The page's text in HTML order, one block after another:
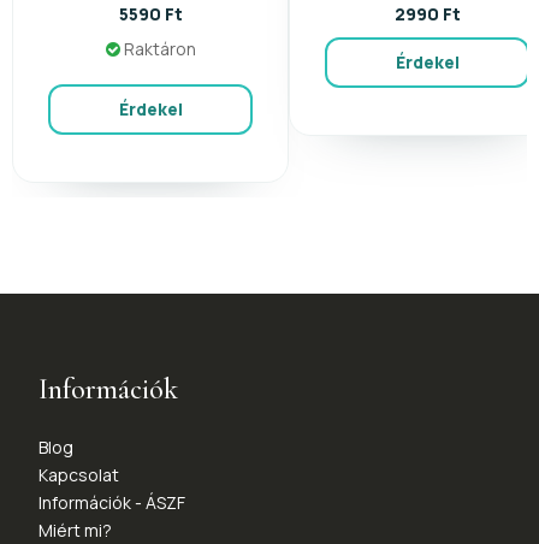
5590 Ft
Raktáron
Érdekel
2990 Ft
Érdekel
Információk
Blog
Kapcsolat
Információk - ÁSZF
Miért mi?